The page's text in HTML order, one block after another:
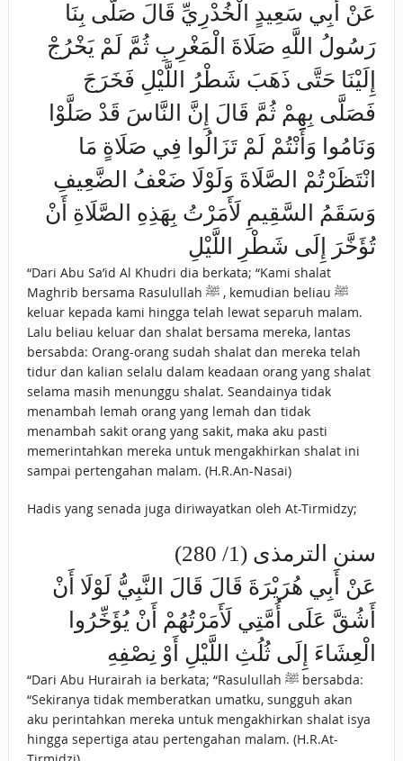
عَنْ أَبِي سَعِيدٍ الْخُدْرِيِّ قَالَ صَلَّى بِنَا
رَسُولُ اللَّهِ صَلَاةَ الْمَغْرِبِ ثُمَّ لَمْ يَخْرُجْ
إِلَيْنَا حَتَّى ذَهَبَ شَطْرُ اللَّيْلِ فَخَرَجَ
فَصَلَّى بِهِمْ ثُمَّ قَالَ إِنَّ النَّاسَ قَدْ صَلَّوْا
وَنَامُوا وَأَنْتُمْ لَمْ تَزَالُوا فِي صَلَاةٍ مَا
انْتَظَرْتُمْ الصَّلَاةَ وَلَوْلَا ضَعْفُ الضَّعِيفِ
وَسَقَمُ السَّقِيمِ لَأَمَرْتُ بِهَذِهِ الصَّلَاةِ أَنْ
تُؤَخَّرَ إِلَى شَطْرِ اللَّيْلِ
“Dari Abu Sa’id Al Khudri dia berkata; “Kami shalat
Maghrib bersama Rasulullah ﷺ , kemudian beliau ﷺ
keluar kepada kami hingga telah lewat separuh malam.
Lalu beliau keluar dan shalat bersama mereka, lantas
bersabda: Orang-orang sudah shalat dan mereka telah
tidur dan kalian selalu dalam keadaan orang yang shalat
selama masih menunggu shalat. Seandainya tidak
menambah lemah orang yang lemah dan tidak
menambah sakit orang yang sakit, maka aku pasti
memerintahkan mereka untuk mengakhirkan shalat ini
sampai pertengahan malam. (H.R.An-Nasai)
Hadis yang senada juga diriwayatkan oleh At-Tirmidzy;
سنن الترمذى (1/ 280)
عَنْ أَبِي هُرَيْرَةَ قَالَ قَالَ النَّبِيُّ لَوْلَا أَنْ
أَشُقَّ عَلَى أُمَّتِي لَأَمَرْتُهُمْ أَنْ يُؤَخِّرُوا
الْعِشَاءَ إِلَى ثُلُثِ اللَّيْلِ أَوْ نِصْفِهِ
“Dari Abu Hurairah ia berkata; “Rasulullah ﷺ bersabda:
“Sekiranya tidak memberatkan umatku, sungguh akan
aku perintahkan mereka untuk mengakhirkan shalat isya
hingga sepertiga atau pertengahan malam. (H.R.At-